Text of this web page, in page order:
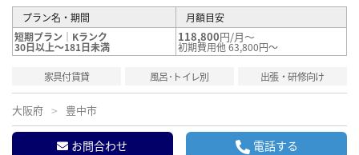
プラン名・期間
月額目安
短期プラン｜Kランク
30日以上～181日未満
118,800円/月～
初期費用他 63,800円～
家具付賃貸 風呂･トイレ別 出張・研修向け
大阪府 豊中市
お問合わせ 電話する